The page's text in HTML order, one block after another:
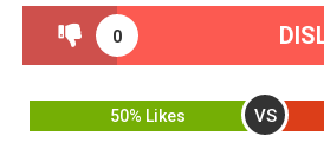
0
50% Likes VS